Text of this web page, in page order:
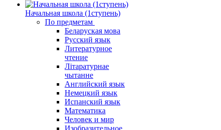
Начальная школа (1ступень)
По предметам
Беларуская мова
Русский язык
Литературное
чтение
Літаратурнае
чытанне
Английский язык
Немецкий язык
Испанский язык
Математика
Человек и мир
Изобразительное